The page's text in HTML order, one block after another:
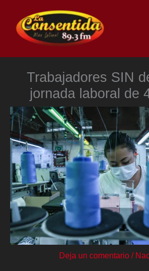
contenido
Trabajadores SIN
jornada laboral de
Deja un comentario /